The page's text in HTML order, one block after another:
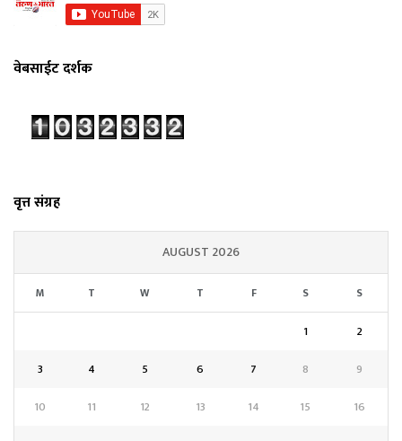
वेबसाईट दर्शक
वृत्त संग्रह
AUGUST 2026
M T W T F S S
1
2
3
4 5 6 7 8
9
10
11 12 13 14 15
16